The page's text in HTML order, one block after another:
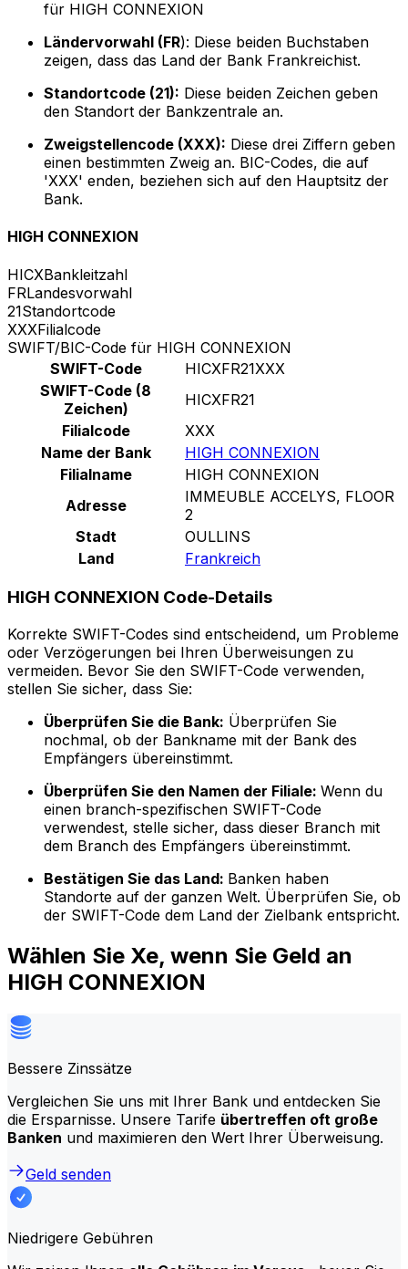
für HIGH CONNEXION
Ländervorwahl (FR): Diese beiden Buchstaben
zeigen, dass das Land der Bank Frankreichist.
Standortcode (21): Diese beiden Zeichen geben
den Standort der Bankzentrale an.
Zweigstellencode (XXX): Diese drei Ziffern geben
einen bestimmten Zweig an. BIC-Codes, die auf
'XXX' enden, beziehen sich auf den Hauptsitz der
Bank.
HIGH CONNEXION
HICXBankleitzahl
FRLandesvorwahl
21Standortcode
XXXFilialcode
SWIFT/BIC-Code für HIGH CONNEXION
SWIFT-Code
HICXFR21XXX
SWIFT-Code (8
Zeichen)
HICXFR21
Filialcode
XXX
Name der Bank
HIGH CONNEXION
Filialname
HIGH CONNEXION
Adresse
IMMEUBLE ACCELYS, FLOOR
2
Stadt
OULLINS
Land
Frankreich
HIGH CONNEXION Code-Details
Korrekte SWIFT-Codes sind entscheidend, um Probleme
oder Verzögerungen bei Ihren Überweisungen zu
vermeiden. Bevor Sie den SWIFT-Code verwenden,
stellen Sie sicher, dass Sie:
Überprüfen Sie die Bank: Überprüfen Sie
nochmal, ob der Bankname mit der Bank des
Empfängers übereinstimmt.
Überprüfen Sie den Namen der Filiale: Wenn du
einen branch-spezifischen SWIFT-Code
verwendest, stelle sicher, dass dieser Branch mit
dem Branch des Empfängers übereinstimmt.
Bestätigen Sie das Land: Banken haben
Standorte auf der ganzen Welt. Überprüfen Sie, ob
der SWIFT-Code dem Land der Zielbank entspricht.
Wählen Sie Xe, wenn Sie Geld an
HIGH CONNEXION
Bessere Zinssätze
Vergleichen Sie uns mit Ihrer Bank und entdecken Sie
die Ersparnisse. Unsere Tarife übertreffen oft große
Banken und maximieren den Wert Ihrer Überweisung.
Geld senden
Niedrigere Gebühren